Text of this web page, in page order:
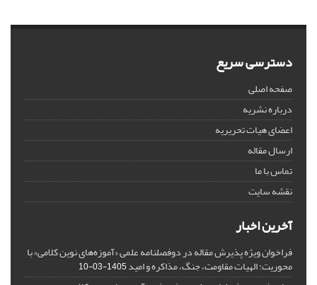
دسترسی سریع
صفحه اصلی
درباره نشریه
اعضای هیات تحریریه
ارسال مقاله
تماس با ما
نقشه سایت
آخرین اخبار
فراخوان ویژه پذیرش مقاله در دوفصلنامه علمی «آموزه‌های نوین کلامی» با
محوریت: الهیات مقاومت، جنگ، مذاکره و امید1405-03-10